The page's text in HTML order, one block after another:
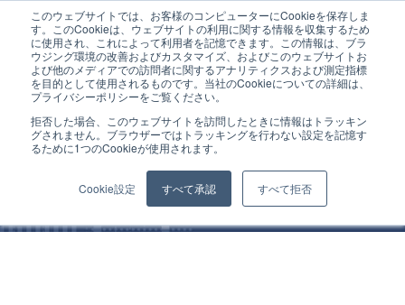
このウェブサイトでは、お客様のコンピューターにCookieを保存しま
す。このCookieは、ウェブサイトの利用に関する情報を収集するため
に使用され、これによって利用者を記憶できます。この情報は、ブラ
ウジング環境の改善およびカスタマイズ、およびこのウェブサイトお
よび他のメディアでの訪問者に関するアナリティクスおよび測定指標
を目的として使用されるものです。当社のCookieについての詳細は、
プライバシーポリシーをご覧ください。
拒否した場合、このウェブサイトを訪問したときに情報はトラッキン
グされません。ブラウザーではトラッキングを行わない設定を記憶す
るために1つのCookieが使用されます。
Cookie設定 すべて承認 すべて拒否
ホーム ERP
コラム